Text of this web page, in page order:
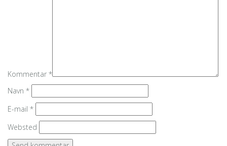
Kommentar *
Navn *
E-mail *
Websted